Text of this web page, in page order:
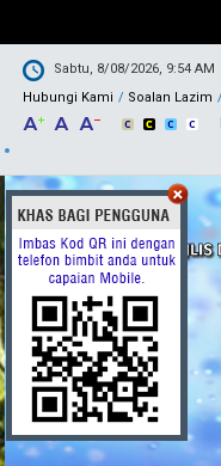
Sabtu, 8/08/2026, 9:54 AM
Hubungi Kami
Soalan Lazim